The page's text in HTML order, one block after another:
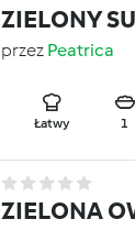
ZIELONY
SMOOTHIE
przez Peatrica
Łatwy 1
ZIELONA